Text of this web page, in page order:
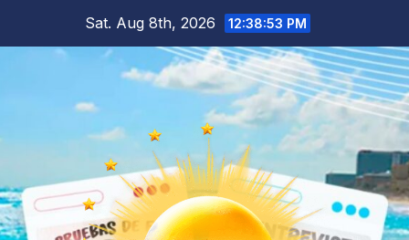
Sat. Aug 8th, 2026 12:38:54 PM